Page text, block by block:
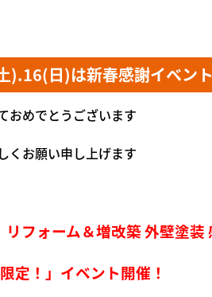
).16(日)は新春感謝イベント
おめでとうございます
くお願い申し上げます
リフォーム＆増改築 外壁塗装
限定！」イベント開催！